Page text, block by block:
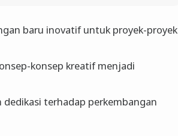
baru inovatif untuk proyek-proyek
konsep kreatif menjadi
terhadap perkembangan